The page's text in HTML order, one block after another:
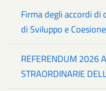
Firma degli accordi di
di Sviluppo e Coesione
REFERENDUM 2026
STRAORDINARIE